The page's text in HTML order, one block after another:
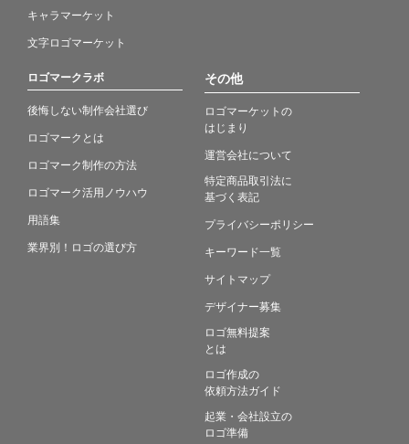
キャラマーケット
文字ロゴマーケット
ロゴマークラボ
後悔しない制作会社選び
ロゴマークとは
ロゴマーク制作の方法
ロゴマーク活用ノウハウ
用語集
業界別！ロゴの選び方
その他
ロゴマーケットの
はじまり
運営会社について
特定商品取引法に
基づく表記
プライバシーポリシー
キーワード一覧
サイトマップ
デザイナー募集
ロゴ無料提案
とは
ロゴ作成の
依頼方法ガイド
起業・会社設立の
ロゴ準備